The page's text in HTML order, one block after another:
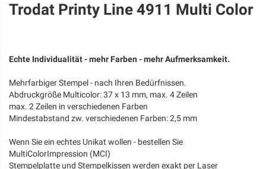
Trodat Printy Line 4911 Multi Color
Echte Individualität - mehr Farben - mehr Aufmerksamkeit.
Mehrfarbiger Stempel - nach Ihren Bedürfnissen.
Abdruckgröße Multicolor: 37 x 13 mm, max. 4 Zeilen
max. 2 Zeilen in verschiedenen Farben
Mindestabstand zw. verschiedenen Farben: 2,5 mm
Wenn Sie ein echtes Unikat wollen - bestellen Sie
MultiColorImpression (MCI)
Stempelplatte und Stempelkissen werden exakt per Laser